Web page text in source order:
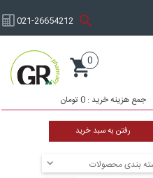
021-26654212
0
جمع هزینه خرید : 0 تومان
رفتن به سبد خرید
برند کارن
بندی محصولات